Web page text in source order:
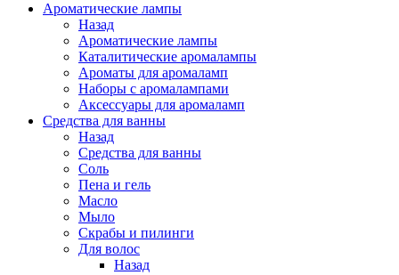
Ароматические лампы
Назад
Ароматические лампы
Каталитические аромалампы
Ароматы для аромаламп
Наборы с аромалампами
Аксессуары для аромаламп
Средства для ванны
Назад
Средства для ванны
Соль
Пена и гель
Масло
Мыло
Скрабы и пилинги
Для волос
Назад